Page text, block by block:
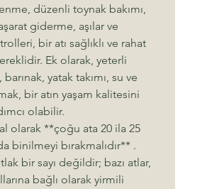
düzenli toynak bakımı,
giderme, aşılar ve
bir atı sağlıklı ve rahat
Ek olarak, yeterli
barınak, yatak takımı, su ve
bir atın yaşam kalitesini
olabilir.
olarak **çoğu ata 20 ila 25
binilmeyi bırakmalıdır** .
bir sayı değildir; bazı atlar,
bağlı olarak yirmili